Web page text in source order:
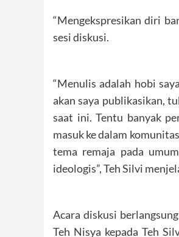
“Mengekspresikan diri
sesi diskusi.
“Menulis adalah hobi
akan saya publikasikan,
saat ini. Tentu banyak
masuk ke dalam
tema remaja pada
ideologis”, Teh Silvi
Acara diskusi
Teh Nisya kepada Teh